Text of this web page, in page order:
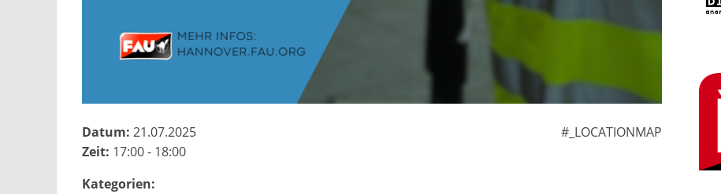
#_LOCATIONMAP
Datum: 21.07.2025
Zeit: 17:00 - 18:00
Kategorien: